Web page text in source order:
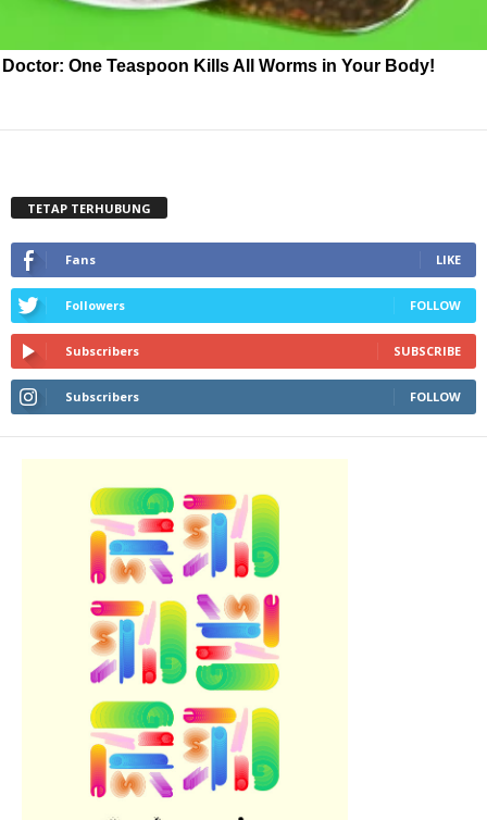
Doctor: One Teaspoon Kills All Worms in Your Body!
TETAP TERHUBUNG
Fans LIKE
Followers FOLLOW
Subscribers SUBSCRIBE
Subscribers FOLLOW